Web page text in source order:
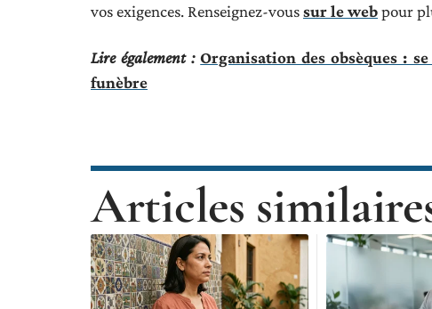
vos exigences. Renseignez-voussur le webpour
Lire également : Organisation des obsèques :
funèbre
Articles